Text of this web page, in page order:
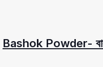
Bashok Powder-